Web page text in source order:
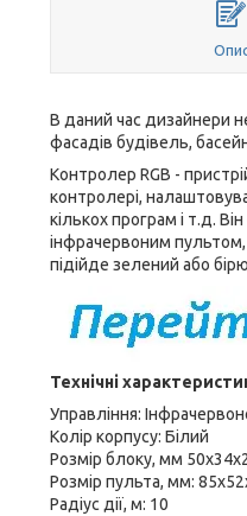
В даний час дизайнери
фасадів будівель,
Контролер RGB -
контролері,
кількох програм і т.д.
інфрачервоним
підійде зелений або
Технічні
Управління:
Колір корпусу: Білий
Розмір блоку, мм
Розмір пульта, мм:
Радіус дії, м: 10